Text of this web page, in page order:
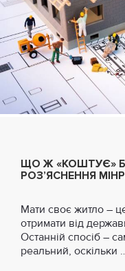
ЩО Ж «КОШТУЄ»
РОЗ’ЯСНЕННЯ
Мати своє житло –
отримати від
Останній спосіб –
реальний, оскільки